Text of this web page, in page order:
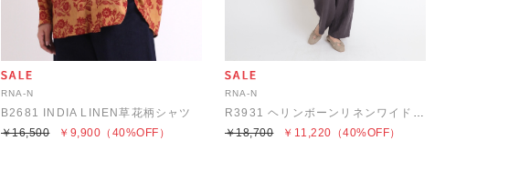
RNA-N
B2681 INDIA LINEN草花柄シャツ
￥9,900
￥16,500 （40%OFF）
RNA-N
R3931 ヘリンボーンリネンワイドトラウザー
￥11,220
￥18,700 （40%OFF）